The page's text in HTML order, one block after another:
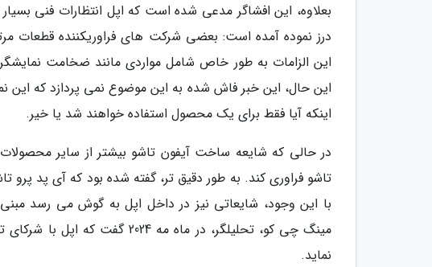
بعلاوه، این افشاگر مدعی شده است که اپل انتظارات فنی
درز نموده آمده است: بعضی شرکت های فراوریکننده قطعات
این الزامات به طور خاص شامل مواردی مانند ضخامت
این حال، این خبر فاش شده به این موضوع نمی پردازد که این
اینکه آیا فقط برای یک محصول استفاده خواهند شد یا خیر.
در حالی که شایعه ساخت آیفون تاشو بیشتر از سایر
با این وجود، شایعاتی نیز در داخل اپل به گوش می رسد
نماید.